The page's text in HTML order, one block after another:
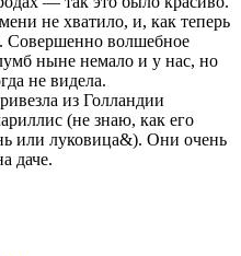
не хватило, и, как теперь
Совершенно волшебное
ныне немало и у нас, но
не видела.
из Голландии
(не знаю, как его
или луковица&). Они очень
даче.